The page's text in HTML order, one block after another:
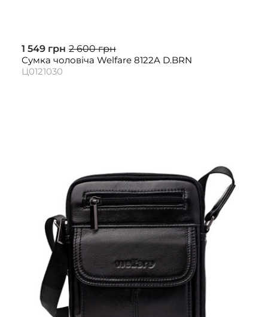
1 549 грн 2 600 грн
Сумка чоловіча Welfare 8122A D.BRN
Ц0121030